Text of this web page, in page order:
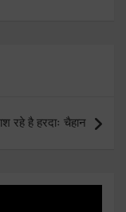
रहे है हरदाः चैहान